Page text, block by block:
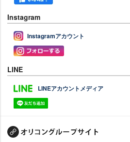
Instagram
Instagramアカウント
LINE
LINEアカウントメディア